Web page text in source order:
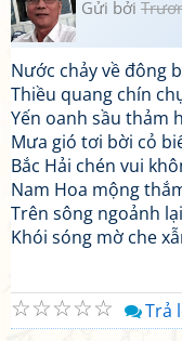
Gửi bởi
Nước chảy về đông
Thiều quang chín
Yến oanh sầu thảm
Mưa gió tơi bời cỏ
Bắc Hải chén vui
Nam Hoa mộng
Trên sông ngoảnh
Khói sóng mờ che
☆
☆
☆
☆
☆ Trả